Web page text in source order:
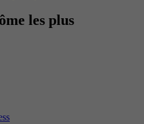
les plus